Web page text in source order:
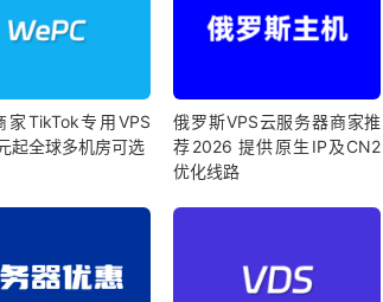
家TikTok专用VPS
起全球多机房可选
俄罗斯VPS云服务器商家推
荐2026 提供原生IP及CN2
优化线路